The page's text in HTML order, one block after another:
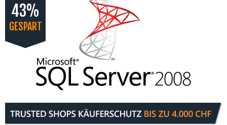
43%
GESPART